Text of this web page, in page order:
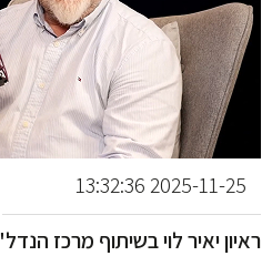
2025-11-25 13:32:36
ראיון יאיר לוי בשיתוף מרכז הנדל"ן